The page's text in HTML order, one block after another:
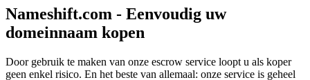
Nameshift.com - Eenvoudig uw
domeinnaam kopen
Door gebruik te maken van onze escrow service loopt u als koper
geen enkel risico. En het beste van allemaal: onze service is geheel